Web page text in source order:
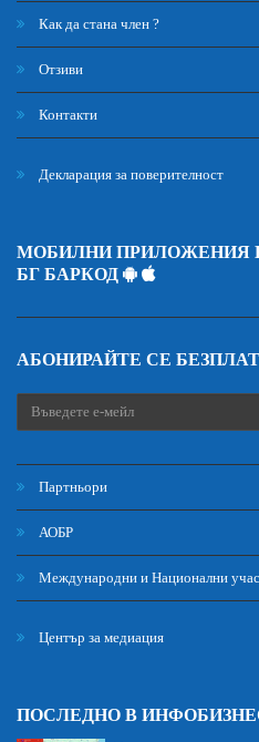
Как да стана член ?
Отзиви
Контакти
Декларация за поверителност
МОБИЛНИ ПРИЛОЖЕНИЯ
БГ БАРКОД
АБОНИРАЙТЕ СЕ
Партньори
АОБР
Международни и Национални
Център за медиация
ПОСЛЕДНО В